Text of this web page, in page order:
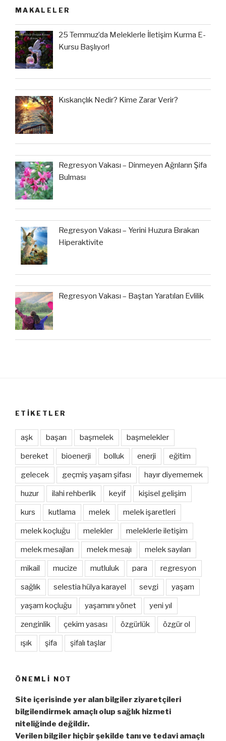
MAKALELER
25 Temmuz’da Meleklerle İletişim Kurma E-
Kursu Başlıyor!
Kıskançlık Nedir? Kime Zarar Verir?
Regresyon Vakası – Dinmeyen Ağrıların Şifa
Bulması
Regresyon Vakası – Yerini Huzura Bırakan
Hiperaktivite
Regresyon Vakası – Baştan Yaratılan Evlilik
ETIKETLER
aşk başarı başmelek başmelekler
bereket bioenerji bolluk enerji eğitim
gelecek geçmiş yaşam şifası hayır diyememek
huzur ilahi rehberlik keyif kişisel gelişim
kurs kutlama melek melek işaretleri
melek koçluğu melekler meleklerle iletişim
melek mesajları melek mesajı melek sayıları
mikail mucize mutluluk para regresyon
sağlık selestia hülya karayel sevgi yaşam
yaşam koçluğu yaşamını yönet yeni yıl
zenginlik çekim yasası özgürlük özgür ol
ışık şifa şifalı taşlar
ÖNEMLI NOT
Site içerisinde yer alan bilgiler ziyaretçileri
bilgilendirmek amaçlı olup sağlık hizmeti
niteliğinde değildir.
Verilen bilgiler hiçbir şekilde tanı ve tedavi amaçlı